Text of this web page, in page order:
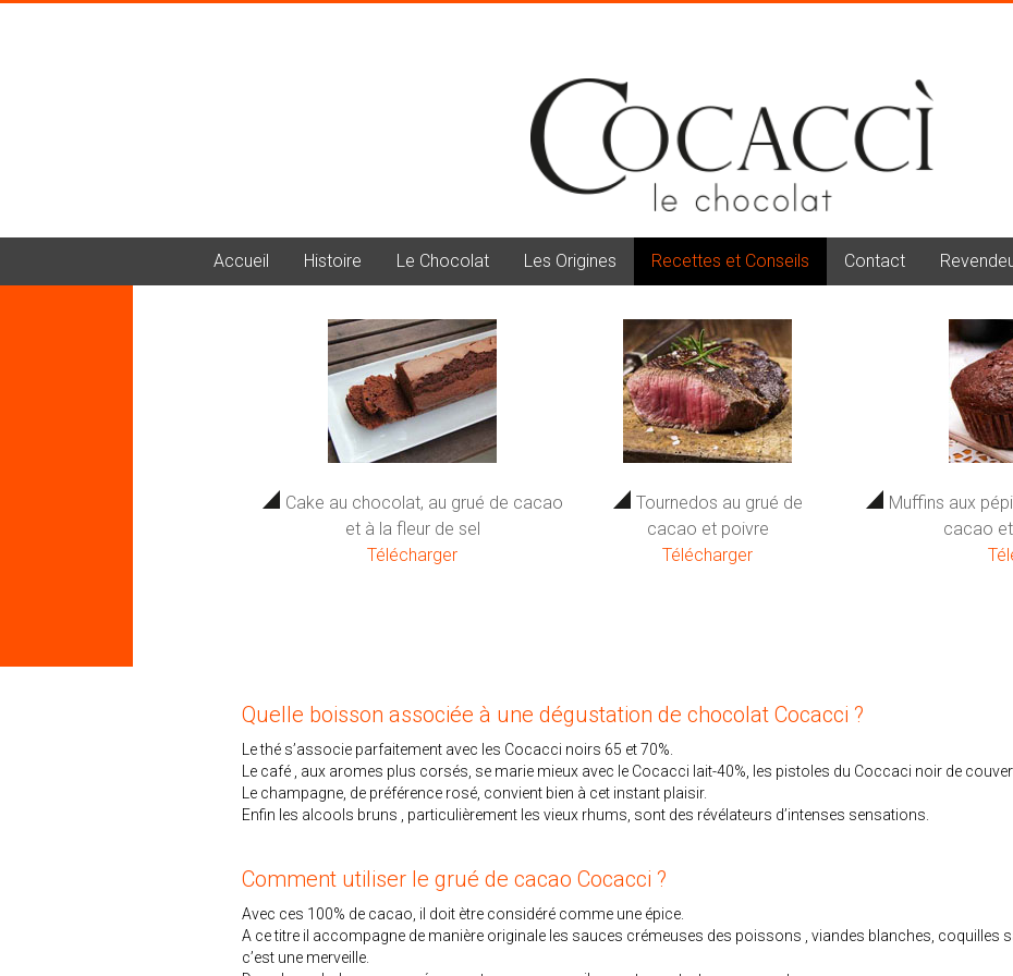
Accueil Histoire Le Chocolat Les Origines Recettes et Conseils Contact
Cake au chocolat, au grué de cacao
et à la fleur de sel
Télécharger
Tournedos au grué de
cacao et poivre
Télécharger
Muffins aux
cacao
Quelle boisson associée à une dégustation de chocolat Cocacci ?
Le thé s’associe parfaitement avec les Cocacci noirs 65 et 70%.
Le café , aux aromes plus corsés, se marie mieux avec le Cocacci lait-40%, les pistoles du Coccaci noir de
Le champagne, de préférence rosé, convient bien à cet instant plaisir.
Enfin les alcools bruns , particulièrement les vieux rhums, sont des révélateurs d’intenses sensations.
Comment utiliser le grué de cacao Cocacci ?
Avec ces 100% de cacao, il doit ètre considéré comme une épice.
A ce titre il accompagne de manière originale les sauces crémeuses des poissons , viandes blanches, coquilles
c’est une merveille.